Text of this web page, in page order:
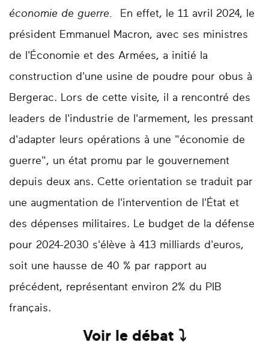
économie de guerre.
En effet, le 11 avril 2024, le
président Emmanuel Macron, avec ses ministres
de l'Économie et des Armées, a initié la
construction d'une usine de poudre pour obus à
Bergerac. Lors de cette visite, il a rencontré des
leaders de l'industrie de l'armement, les pressant
d'adapter leurs opérations à une "économie de
guerre", un état promu par le gouvernement
depuis deux ans. Cette orientation se traduit par
une augmentation de l'intervention de l'État et
des dépenses militaires. Le budget de la défense
pour 2024-2030 s'élève à 413 milliards d'euros,
soit une hausse de 40 % par rapport au
précédent, représentant environ 2% du PIB
français.
Voir le débat ⤵️